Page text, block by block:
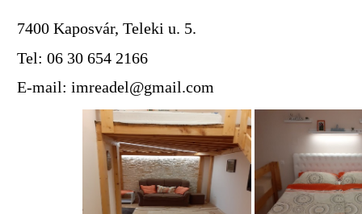
7400 Kaposvár, Teleki u. 5.
Tel: 06 30 654 2166
E-mail: imreadel@gmail.com